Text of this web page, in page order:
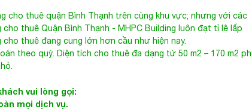
cho thuê quận Bình Thạnh trên cùng khu vực; nhưng với các
cho thuê Quận Bình Thạnh- MHPC Building luôn đạt tỉ lệ lấp
thuê đang cung lớn hơn cầu như hiện nay.
theo quý. Diện tích cho thuê đa dạng từ 50 m2 – 170 m2 phù
mọi dịch vụ.